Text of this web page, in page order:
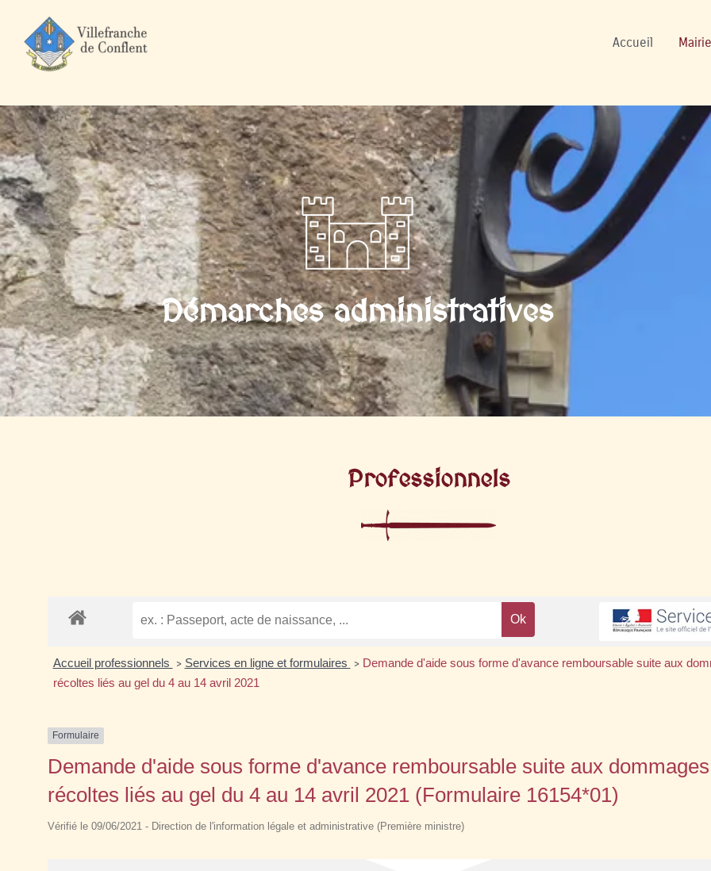
Accueil
Démarches administratives
Professionnels
Accueil professionnels > Services en ligne et formulaires > Demande d'aide sous forme d'avance remboursable suite aux
récoltes liés au gel du 4 au 14 avril 2021
Formulaire
Demande d'aide sous forme d'avance remboursable suite aux
récoltes liés au gel du 4 au 14 avril 2021 (Formulaire 16154*01)
Vérifié le 09/06/2021 - Direction de l'information légale et administrative (Première ministre)